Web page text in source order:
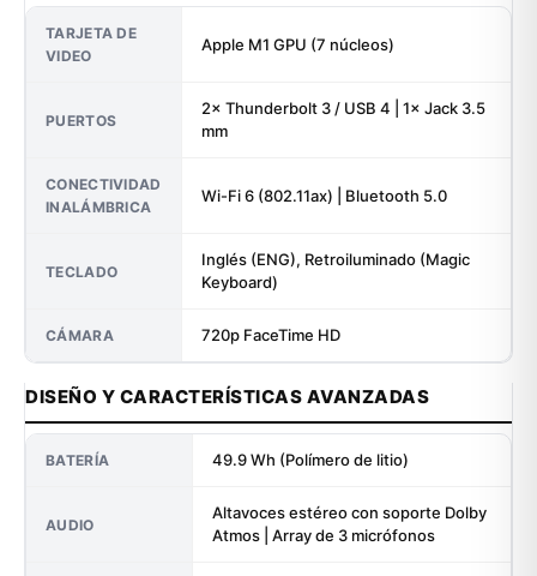
TARJETA DE
VIDEO
Apple M1 GPU (7 núcleos)
PUERTOS
2× Thunderbolt 3 / USB 4 | 1× Jack 3.5
mm
CONECTIVIDAD
INALÁMBRICA
Wi-Fi 6 (802.11ax) | Bluetooth 5.0
TECLADO
Inglés (ENG), Retroiluminado (Magic
Keyboard)
CÁMARA 720p FaceTime HD
DISEÑO Y CARACTERÍSTICAS AVANZADAS
BATERÍA 49.9 Wh (Polímero de litio)
AUDIO
Altavoces estéreo con soporte Dolby
Atmos | Array de 3 micrófonos